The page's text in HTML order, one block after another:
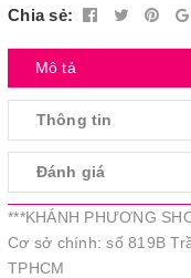
Chia sẻ:
Mô tả
Thông tin
Đánh giá
***KHÁNH PHƯƠNG
Cơ sở chính: số 819B
TPHCM